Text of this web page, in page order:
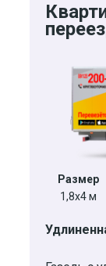
Размер
1,8х4 м